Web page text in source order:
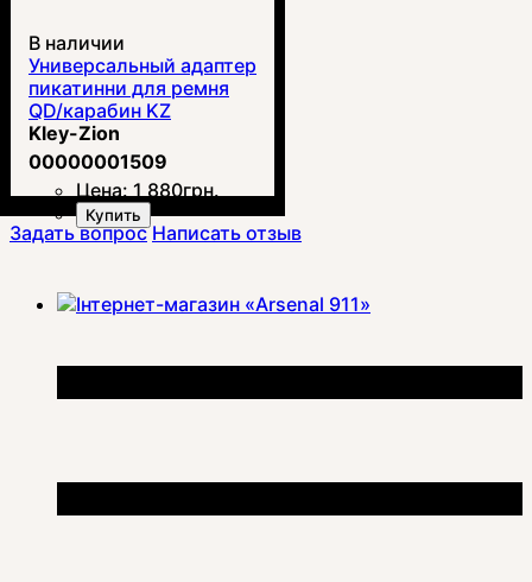
В наличии
Универсальный адаптер
пикатинни для ремня
QD/карабин KZ
Kley-Zion
00000001509
Цена:1 880грн.
Купить
Задать вопрос Написать отзыв